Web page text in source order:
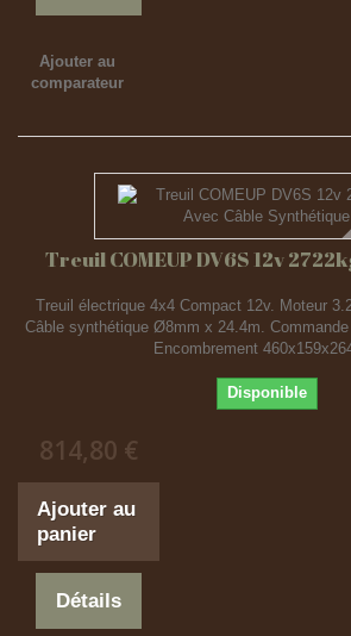
Ajouter au
comparateur
Treuil COMEUP DV6S 12v
Treuil électrique 4x4 Compact 12v. Moteur
Câble synthétique Ø8mm x 24.4m.
Encombrement
Disponible
814,80 €
Ajouter au
panier
Détails